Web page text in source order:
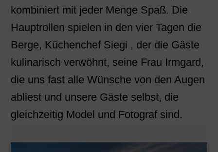
kombiniert mit jeder Menge Spaß. Die
Hauptrollen spielen in den vier Tagen die
Berge, Küchenchef Siegi , der die Gäste
kulinarisch verwöhnt, seine Frau Irmgard,
die uns fast alle Wünsche von den Augen
abliest und unsere Gäste selbst, die
gleichzeitig Model und Fotograf sind.